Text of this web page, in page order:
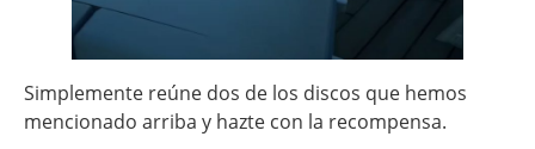
Simplemente reúne dos de los discos que hemos
mencionado arriba y hazte con la recompensa.